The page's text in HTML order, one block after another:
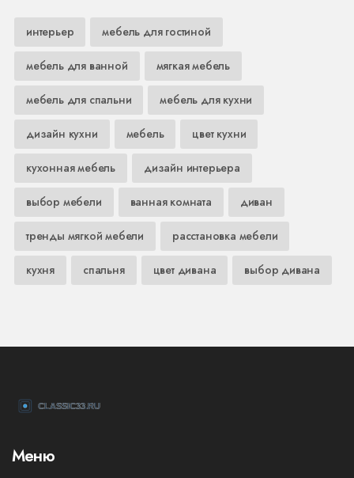
интерьер мебель для гостиной
мебель для ванной мягкая мебель
мебель для спальни мебель для кухни
дизайн кухни мебель цвет кухни
кухонная мебель дизайн интерьера
выбор мебели ванная комната диван
тренды мягкой мебели расстановка мебели
кухня спальня цвет дивана выбор дивана
Меню